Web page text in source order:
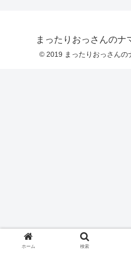
まったりおっさんのナ
© 2019 まったりおっさんの
ホーム 検索